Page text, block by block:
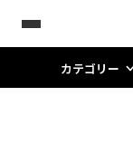
カテゴリー